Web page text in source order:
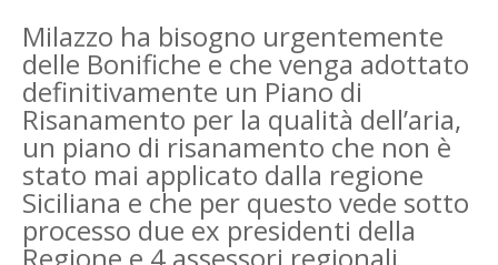
Milazzo ha bisogno urgentemente
delle Bonifiche e che venga adottato
definitivamente un Piano di
Risanamento per la qualità dell’aria,
un piano di risanamento che non è
stato mai applicato dalla regione
Siciliana e che per questo vede sotto
processo due ex presidenti della